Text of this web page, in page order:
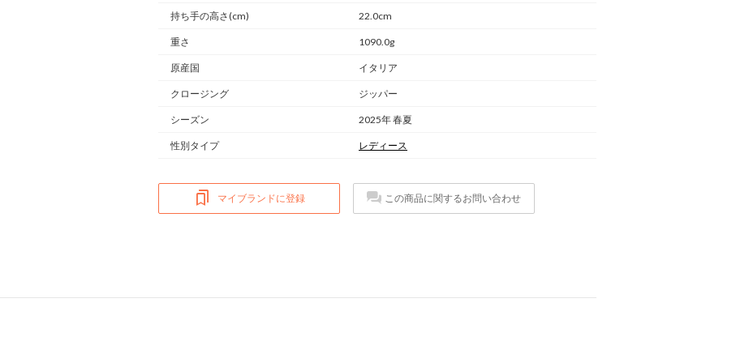
持ち手の高さ(cm) 22.0cm
重さ 1090.0g
原産国 イタリア
クロージング ジッパー
シーズン 2025年 春夏
性別タイプ レディース
マイブランドに登録 この商品に関するお問い合わせ